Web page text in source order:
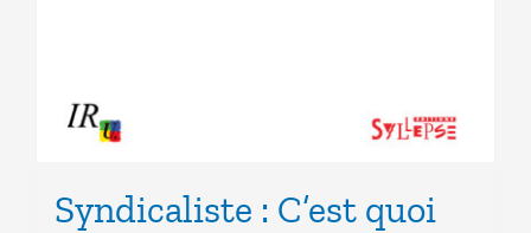
Syndicaliste : C’est quoi